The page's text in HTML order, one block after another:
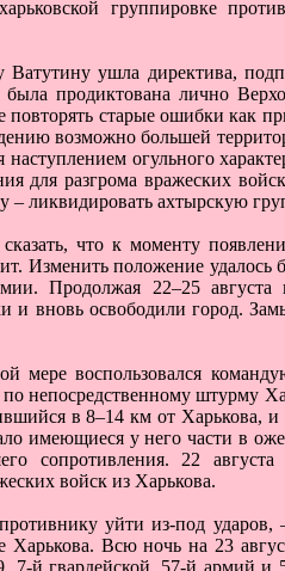
группировке
Ватутину ушла директива,
была продиктована лично
старые ошибки как
возможно большей
наступлением огульного
для разгрома вражеских
– ликвидировать ахтырскую
что к моменту
Изменить положение
Продолжая 22–25
и вновь освободили город.
мере воспользовался
по непосредственному штурму
в 8–14 км от Харькова, и
имеющиеся у него части в
сопротивления. 22
войск из Харькова.
уйти из-под
Харькова. Всю ночь на 23
й гвардейской, 57-й армий и